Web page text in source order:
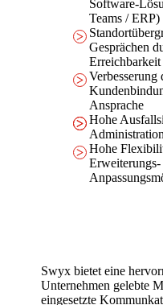
Software-
Teams / ERP)
Gesprächen
Verbesserung
Ansprache
Hohe
Administration
Hohe
Erweiterungs-
Swyx bietet eine
Unternehmen gelebte
eingesetzte